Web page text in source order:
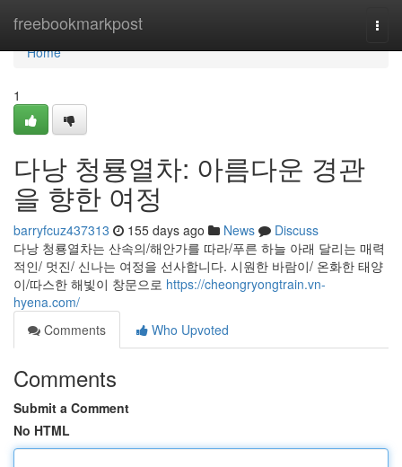
freebookmarkpost
Home
Home
1
다낭 청룡열차: 아름다운 경관
을 향한 여정
barryfcuz437313 155 days ago News
Discuss
다낭 청룡열차는 산속의/해안가를 따라/푸른 하늘 아래 달리는 매력
적인/ 멋진/ 신나는 여정을 선사합니다. 시원한 바람이/ 온화한 태양
이/따스한 해빛이 창문으로 https://cheongryongtrain.vn-
hyena.com/
Comments
Who Upvoted
Comments
Submit a Comment
No HTML